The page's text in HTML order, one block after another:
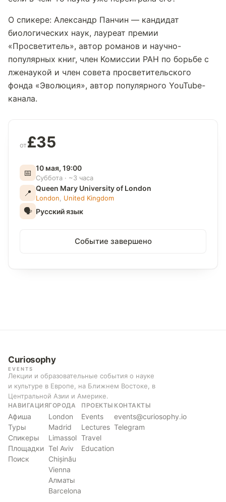
О спикере: Александр Панчин — кандидат
биологических наук, лауреат премии
«Просветитель», автор романов и научно-
популярных книг, член Комиссии РАН по борьбе с
лженаукой и член совета просветительского
фонда «Эволюция», автор популярного YouTube-
канала.
от£35
📅 10 мая, 19:00
Суббота · ~3 часа
📍 Queen Mary University of London
London United Kingdom
🗣 Русский язык
Событие завершено
Curiosophy
EVENTS
Лекции и образовательные события о науке
и культуре в Европе, на Ближнем Востоке, в
Центральной Азии и Америке.
НАВИГАЦИЯ
Афиша
Туры
Спикеры
Площадки
Поиск
ГОРОДА
London
Madrid
Limassol
Tel Aviv
Chișinău
Vienna
Алматы
Barcelona
ПРОЕКТЫ
Events
Lectures
Travel
Education
КОНТАКТЫ
events@curiosophy.io
Telegram